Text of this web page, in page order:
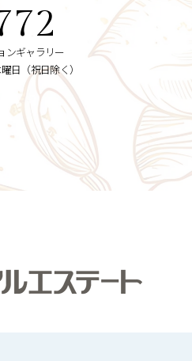
ンギャラリー
日（祝日除く）